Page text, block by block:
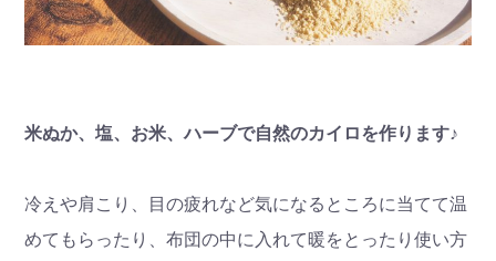
米ぬか、塩、お米、ハーブで自然のカイロを作ります♪
冷えや肩こり、目の疲れなど気になるところに当てて温
めてもらったり、布団の中に入れて暖をとったり使い方